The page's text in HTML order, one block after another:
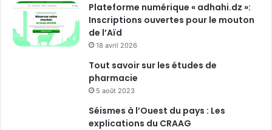
Plateforme numérique « adhahi.dz »:
Inscriptions ouvertes pour le mouton
de l’Aïd
18 avril 2026
Tout savoir sur les études de
pharmacie
5 août 2023
Séismes à l’Ouest du pays : Les
explications du CRAAG